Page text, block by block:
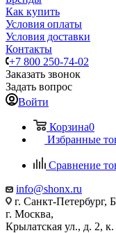
Как купить
Условия оплаты
Условия доставки
Контакты
+7 800 250-74-02
Заказать звонок
Задать вопрос
Войти
Корзина0
Избранные
Сравнение
info@shonx.ru
г. Санкт-Петербург,
г. Москва,
Крылатская ул., д. 2,